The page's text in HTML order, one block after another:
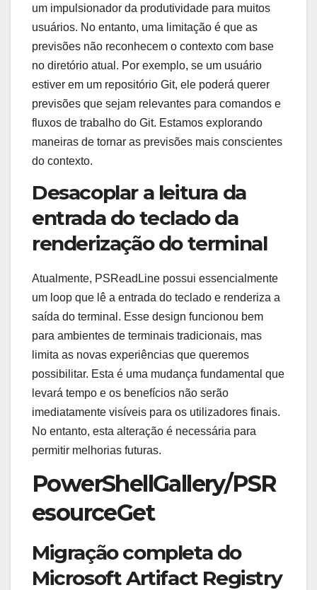
um impulsionador da produtividade para muitos
usuários. No entanto, uma limitação é que as
previsões não reconhecem o contexto com base
no diretório atual. Por exemplo, se um usuário
estiver em um repositório Git, ele poderá querer
previsões que sejam relevantes para comandos e
fluxos de trabalho do Git. Estamos explorando
maneiras de tornar as previsões mais conscientes
do contexto.
Desacoplar a leitura da
entrada do teclado da
renderização do terminal
Atualmente, PSReadLine possui essencialmente
um loop que lê a entrada do teclado e renderiza a
saída do terminal. Esse design funcionou bem
para ambientes de terminais tradicionais, mas
limita as novas experiências que queremos
possibilitar. Esta é uma mudança fundamental que
levará tempo e os benefícios não serão
imediatamente visíveis para os utilizadores finais.
No entanto, esta alteração é necessária para
permitir melhorias futuras.
PowerShellGallery/PSR
esourceGet
Migração completa do
Microsoft Artifact Registry